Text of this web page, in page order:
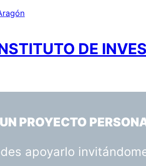
DE
PROYECTO
apoyarlo